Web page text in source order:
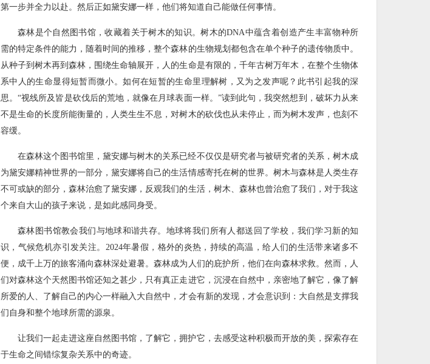
第一步并全力以赴。然后正如黛安娜一样，他们将知道自己能做任何事情。
森林是个自然图书馆，收藏着关于树木的知识。树木的DNA中蕴含着创造产生丰富物种所
需的特定条件的能力，随着时间的推移，整个森林的生物规划都包含在单个种子的遗传物质中。
从种子到树木再到森林，围绕生命轴展开，人的生命是有限的，千年古树万年木，在整个生物体
系中人的生命显得短暂而微小。如何在短暂的生命里理解树，又为之发声呢？此书引起我的深
思。“视线所及皆是砍伐后的荒地，就像在月球表面一样。”读到此句，我突然想到，破坏力从来
不是生命的长度所能衡量的，人类生生不息，对树木的砍伐也从未停止，而为树木发声，也刻不
容缓。
在森林这个图书馆里，黛安娜与树木的关系已经不仅仅是研究者与被研究者的关系，树木成
为黛安娜精神世界的一部分，黛安娜将自己的生活情感寄托在树的世界。树木与森林是人类生存
不可或缺的部分，森林治愈了黛安娜，反观我们的生活，树木、森林也曾治愈了我们，对于我这
个来自大山的孩子来说，是如此感同身受。
森林图书馆教会我们与地球和谐共存。地球将我们所有人都送回了学校，我们学习新的知
识，气候危机亦引发关注。2024年暑假，格外的炎热，持续的高温，给人们的生活带来诸多不
便，成千上万的旅客涌向森林深处避暑。森林成为人们的庇护所，他们在向森林求救。然而，人
们对森林这个天然图书馆还知之甚少，只有真正走进它，沉浸在自然中，亲密地了解它，像了解
所爱的人、了解自己的内心一样融入大自然中，才会有新的发现，才会意识到：大自然是支撑我
们自身和整个地球所需的源泉。
让我们一起走进这座自然图书馆，了解它，拥护它，去感受这种积极而开放的美，探索存在
于生命之间错综复杂关系中的奇迹。